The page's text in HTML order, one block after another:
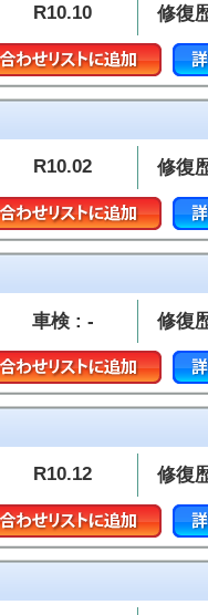
R10.10 修復
R10.02 修復
車検 : - 修復
R10.12 修復